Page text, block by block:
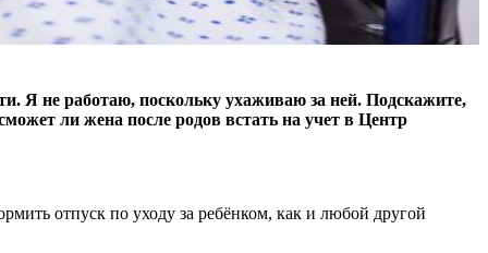
Я не работаю, поскольку ухаживаю за ней. Подскажите,
ли жена после родов встать на учет в Центр
отпуск по уходу за ребёнком, как и любой другой